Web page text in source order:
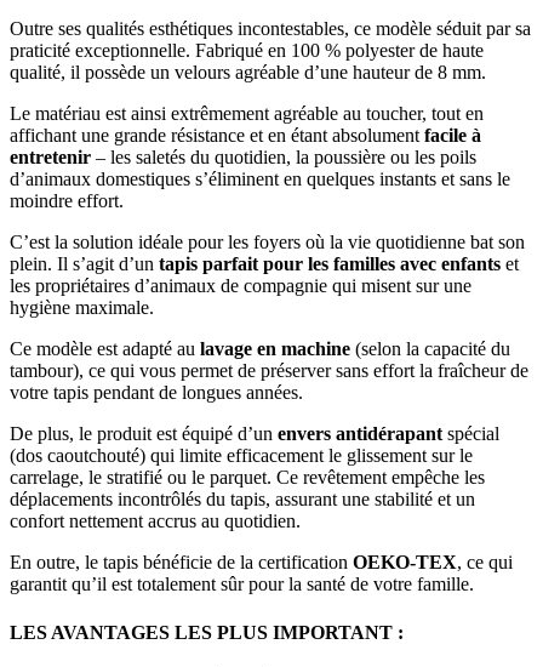
Outre ses qualités esthétiques incontestables, ce modèle séduit par sa
praticité exceptionnelle. Fabriqué en 100 % polyester de haute
qualité, il possède un velours agréable d’une hauteur de 8 mm.
Le matériau est ainsi extrêmement agréable au toucher, tout en
affichant une grande résistance et en étant absolumentfacile à
entretenir – les saletés du quotidien, la poussière ou les poils
d’animaux domestiques s’éliminent en quelques instants et sans le
moindre effort.
C’est la solution idéale pour les foyers où la vie quotidienne bat son
plein. Il s’agit d’un tapis parfait pour les familles avec enfants et
les propriétaires d’animaux de compagnie qui misent sur une
hygiène maximale.
Ce modèle est adapté au lavage en machine (selon la capacité du
tambour), ce qui vous permet de préserver sans effort la fraîcheur de
votre tapis pendant de longues années.
De plus, le produit est équipé d’un envers antidérapantspécial
(dos caoutchouté) qui limite efficacement le glissement sur le
carrelage, le stratifié ou le parquet. Ce revêtement empêche les
déplacements incontrôlés du tapis, assurant une stabilité et un
confort nettement accrus au quotidien.
En outre, le tapis bénéficie de la certification OEKO-TEX, ce qui
garantit qu’il est totalement sûr pour la santé de votre famille.
LES AVANTAGES LES PLUS IMPORTANT :